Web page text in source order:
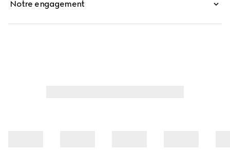
du client. Le modèle est rehaussé de quatre roues
Notre engagement